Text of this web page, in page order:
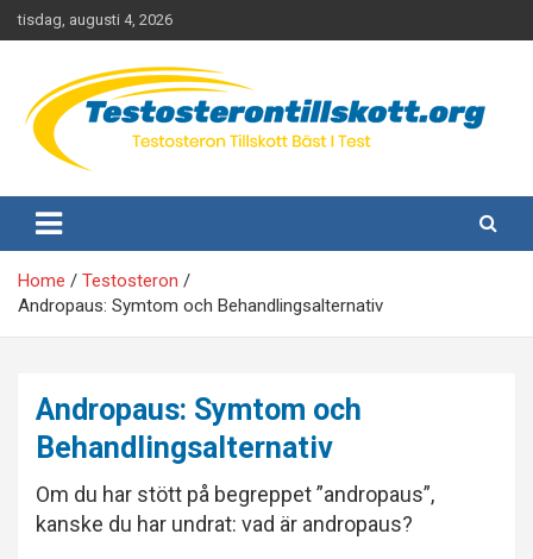
Skip
to
tisdag, augusti 4, 2026
Testosteron tillskott bäst i test
[Endast för män]
Home
Testosteron
Andropaus: Symtom och Behandlingsalternativ
Andropaus: Symtom och
Behandlingsalternativ
Om du har stött på begreppet ”andropaus”,
kanske du har undrat: vad är andropaus?